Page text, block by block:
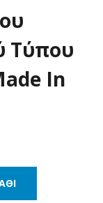
Τύπου
In